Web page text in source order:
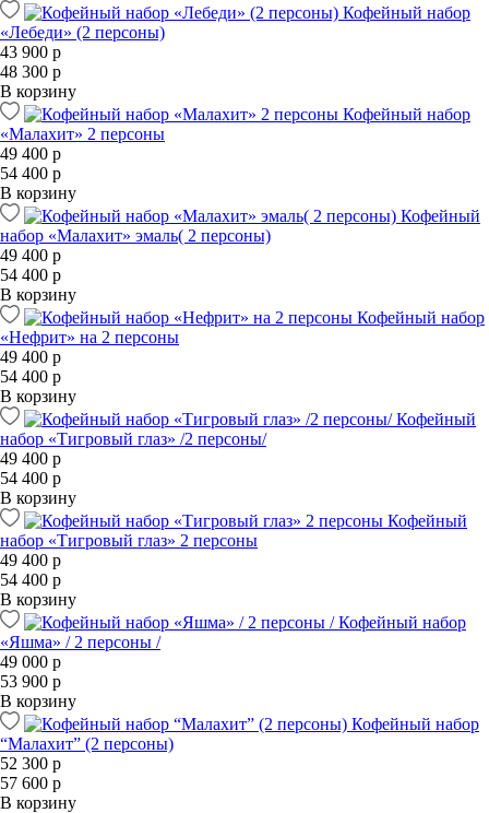
Кофейный набор
«Лебеди» (2 персоны)
43 900 р
48 300 р
В корзину
Кофейный набор
«Малахит» 2 персоны
49 400 р
54 400 р
В корзину
Кофейный
набор «Малахит» эмаль( 2 персоны)
49 400 р
54 400 р
В корзину
Кофейный набор
«Нефрит» на 2 персоны
49 400 р
54 400 р
В корзину
Кофейный
набор «Тигровый глаз» /2 персоны/
49 400 р
54 400 р
В корзину
Кофейный
набор «Тигровый глаз» 2 персоны
49 400 р
54 400 р
В корзину
Кофейный набор
«Яшма» / 2 персоны /
49 000 р
53 900 р
В корзину
Кофейный набор
“Малахит” (2 персоны)
52 300 р
57 600 р
В корзину